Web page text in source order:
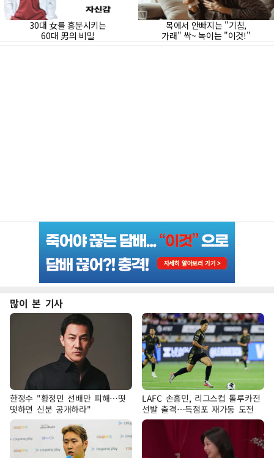
많이 본 기사
한정수 "황정민 선배만 피해…떳
떳하면 신분 공개하라"
LAFC 손흥민, 리그스컵 톨루카전
선발 출격…득점포 재가동 도전